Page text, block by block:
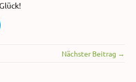
Nächster Beitrag →